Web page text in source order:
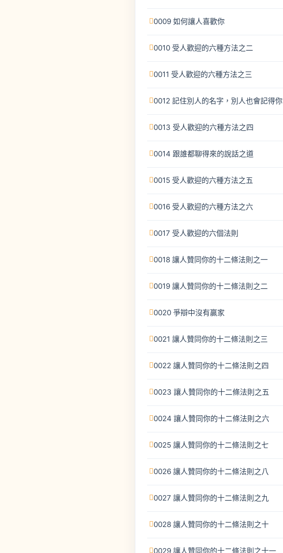
0009 如何讓人喜歡你
0010 受人歡迎的六種方法之二
0011 受人歡迎的六種方法之三
0012 記住別人的名字，別人也會記得你
0013 受人歡迎的六種方法之四
0014 跟誰都聊得來的說話之道
0015 受人歡迎的六種方法之五
0016 受人歡迎的六種方法之六
0017 受人歡迎的六個法則
0018 讓人贊同你的十二條法則之一
0019 讓人贊同你的十二條法則之二
0020 爭辯中沒有贏家
0021 讓人贊同你的十二條法則之三
0022 讓人贊同你的十二條法則之四
0023 讓人贊同你的十二條法則之五
0024 讓人贊同你的十二條法則之六
0025 讓人贊同你的十二條法則之七
0026 讓人贊同你的十二條法則之八
0027 讓人贊同你的十二條法則之九
0028 讓人贊同你的十二條法則之十
0029 讓人贊同你的十二條法則之十一